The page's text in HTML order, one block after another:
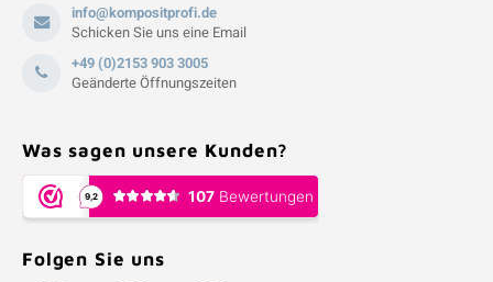
info@kompositprofi.de
Schicken Sie uns eine Email
+49 (0)2153 903 3005
Geänderte Öffnungszeiten
Was sagen unsere Kunden?
Folgen Sie uns